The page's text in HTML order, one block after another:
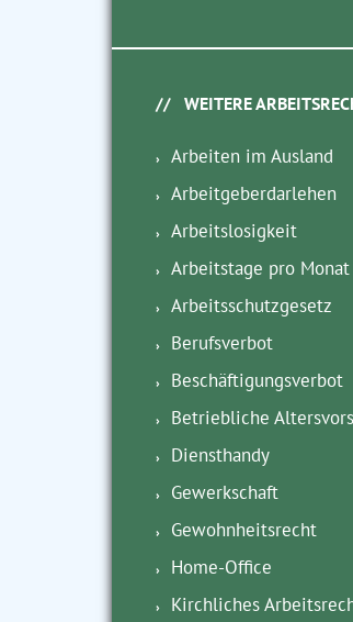
WEITERE
Arbeiten im Ausland
Arbeitgeberdarlehen
Arbeitslosigkeit
Arbeitstage pro Monat
Arbeitsschutzgesetz
Berufsverbot
Beschäftigungsverbot
Betriebliche
Diensthandy
Gewerkschaft
Gewohnheitsrecht
Home-Office
Kirchliches